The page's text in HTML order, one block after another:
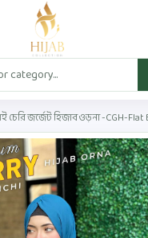
চেরি জর্জেট হিজাব ওড়না -CGH-